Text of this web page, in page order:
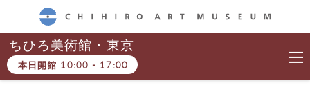
CHIHIRO ART MUSEUM
ちひろ美術館・東京
本日開館 10:00 - 17:00